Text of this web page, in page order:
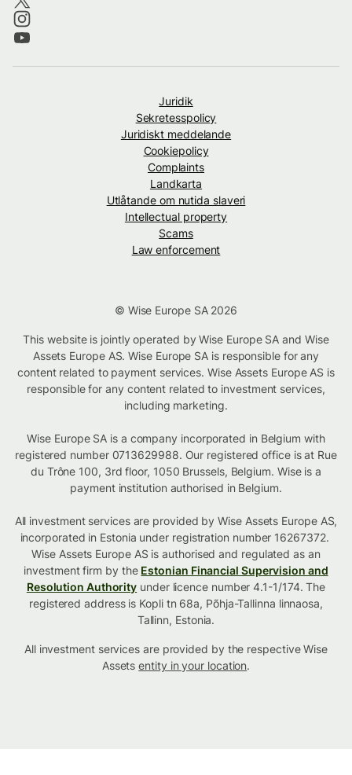
Juridik
Sekretesspolicy
Juridiskt meddelande
Cookiepolicy
Complaints
Landkarta
Utlåtande om nutida slaveri
Intellectual property
Scams
Law enforcement
© Wise Europe SA 2026
This website is jointly operated by Wise Europe SA and Wise
Assets Europe AS. Wise Europe SA is responsible for any
content related to payment services. Wise Assets Europe AS is
responsible for any content related to investment services,
including marketing.
Wise Europe SA is a company incorporated in Belgium with
registered number 0713629988. Our registered office is at Rue
du Trône 100, 3rd floor, 1050 Brussels, Belgium. Wise is a
payment institution authorised in Belgium.
All investment services are provided by Wise Assets Europe AS,
incorporated in Estonia under registration number 16267372.
Wise Assets Europe AS is authorised and regulated as an
investment firm by the Estonian Financial Supervision and
Resolution Authority under licence number 4.1-1/174. The
registered address is Kopli tn 68a, Põhja-Tallinna linnaosa,
Tallinn, Estonia.
All investment services are provided by the respective Wise
Assetsentity in your location.